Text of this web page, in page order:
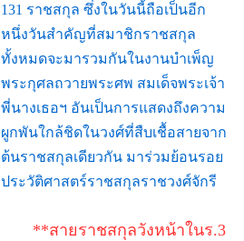
131 ราชสกุล ซึ่งในวันนี้ถือเป็นอีก
หนึ่งวันสำคัญที่สมาชิกราชสกุล
ทั้งหมดจะมารวมกันในงานบำเพ็ญ
พระกุศลถวายพระศพ สมเด็จพระเจ้า
พี่นางเธอฯ อันเป็นการแสดงถึงความ
ผูกพันใกล้ชิดในวงศ์ที่สืบเชื้อสายจาก
ต้นราชสกุลเดียวกัน มาร่วมย้อนรอย
ประวัติศาสตร์ราชสกุลราชวงศ์จักรี
**สายราชสกุลวังหน้าในร.3